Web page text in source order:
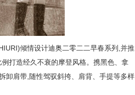
倾情设计迪奥二零二二早春系列,并推
打造经久不衰的摩登风格。携黑色、拿
卸肩带,随性驾驭斜挎、肩背、手提等多样